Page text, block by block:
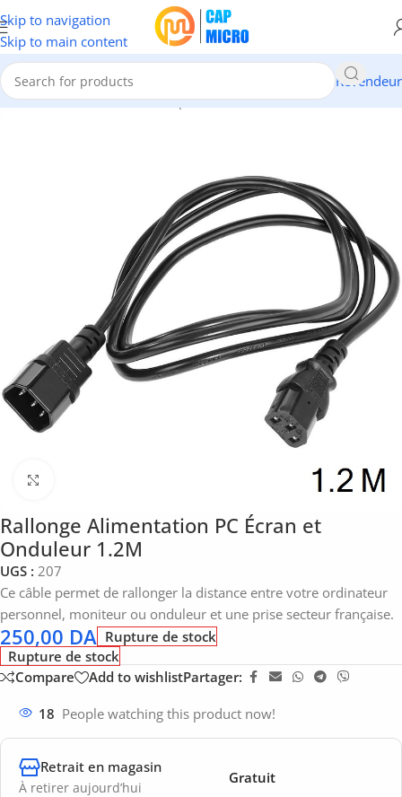
Skip to navigation
Skip to main content
Revendeur
/INFORMATIQUE/Composants/Alimentations ATX & Cables
Rallonge Alimentation PC Écran et
Onduleur 1.2M
UGS : 207
Ce câble permet de rallonger la distance entre votre ordinateur
personnel, moniteur ou onduleur et une prise secteur française.
250,00 DA Rupture de stock
Rupture de stock
Compare
Add to wishlistPartager:
18 People watching this product now!
Retrait en magasin
À retirer aujourd’hui
Gratuit